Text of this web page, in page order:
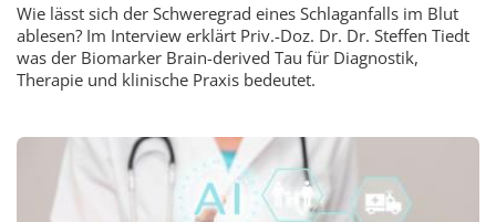
Wie lässt sich der Schweregrad eines Schlaganfalls im Blut
ablesen? Im Interview erklärt Priv.-Doz. Dr. Dr. Steffen Tiedt
was der Biomarker Brain-derived Tau für Diagnostik,
Therapie und klinische Praxis bedeutet.